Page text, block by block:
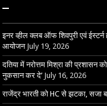
–
इनर व्हील क्लब ऑफ शिवपुरी एवं
आयोजन July 19, 2026
दतिया में नरोत्तम मिश्रा की प्रशासन
नुकसान कर दे’ July 16, 2026
राजेंद्र भारती को HC से झटका, सजा